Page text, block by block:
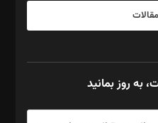
به روز بمانید